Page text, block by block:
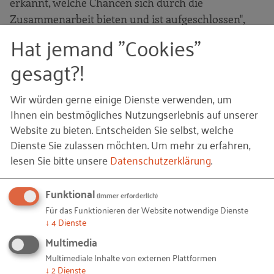
Zusammenarbeit bieten und ist aufgeschlossen",
Fachbereich Gründung und Innovation des RKW
Kompetenzzentrums.
Für die Studie „Mittelstand meets Startups 2018“
wurden 250 kleine und mittlere Unternehmen aus
den Branchen Maschinen- und Fahrzeugbau,
Information und Kommunikation sowie Chemie
und Pharma im März 2018 telefonisch befragt.
Infografik für Presse
Pressezitate
Zur Studie
Hat jemand "Cookies"
gesagt?!
Wir würden gerne einige Dienste verwenden, um
Ihnen ein bestmögliches Nutzungserlebnis auf unserer
Website zu bieten. Entscheiden Sie selbst, welche
Dienste Sie zulassen möchten.Um mehr zu erfahren,
lesen Sie bitte unsereDatenschutzerklärung.
Funktional(immer erforderlich)
Für das Funktionieren der Website notwendige Dienste
↓ 4Dienste
Multimedia
Multimediale Inhalte von externen Plattformen
↓ 2Dienste